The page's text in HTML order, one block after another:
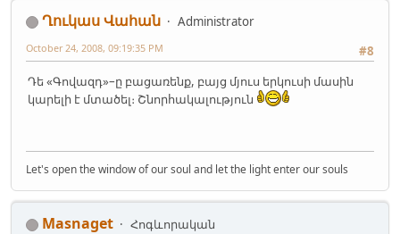
Ղուկաս Վահան
Administrator
#8
October 24, 2008, 09:19:35 PM
Դե «Գովազդ»–ը բացառենք, բայց մյուս երկուսի մասին
կարելի է մտածել։ Շնորհակալություն
Let's open the window of our soul and let the light enter our souls
Masnaget
Հոգևորական